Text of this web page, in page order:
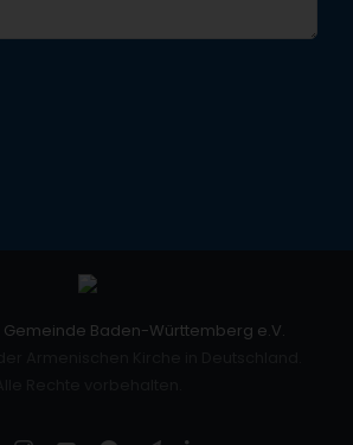
Baden-Württemberg e.V.